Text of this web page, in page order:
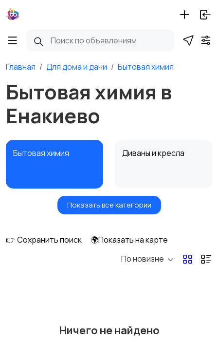
Главная Для дома и дачи Бытовая химия
Бытовая химия в
Енакиево
Бытовая химия Диваны и кресла
Кровати и матрасы Кухонные гарнитуры
Оформление
сигнализации
Показать все категории
👉 Сохранить поиск
🌍Показать на карте
По новизне
Ничего не найдено